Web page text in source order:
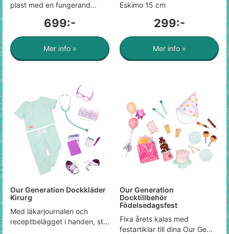
plast med en fungerand...
699:-
Mer info »
Eskimo 15 cm
299:-
Mer info »
Our Generation Dockkläder
Kirurg
Med läkarjournalen och
receptbelägget i handen, st...
Our Generation
Docktillbehör
Födelsedagsfest
Fixa årets kalas med
festartiklar till dina Our Ge...